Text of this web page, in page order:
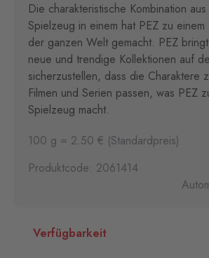
Die charakteristische Kombination
Spielzeug in einem hat PEZ zu einem
der ganzen Welt gemacht. PEZ
neue und trendige Kollektionen auf
sicherzustellen, dass die Charaktere
Filmen und Serien passen, was PEZ
Spielzeug macht.
100 g = 2.50 € (Standardpreis)
Produktcode: 2061414
Verfügbarkeit